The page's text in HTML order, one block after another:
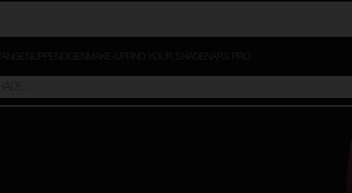
MAKE-UP FIND YOUR SHADE NARS PRO